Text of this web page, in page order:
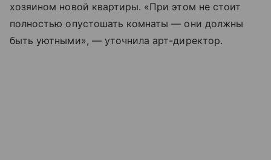
хозяином новой квартиры. «При этом не стоит
полностью опустошать комнаты — они должны
быть уютными», — уточнила арт-директор.